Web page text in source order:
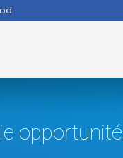
opportunité